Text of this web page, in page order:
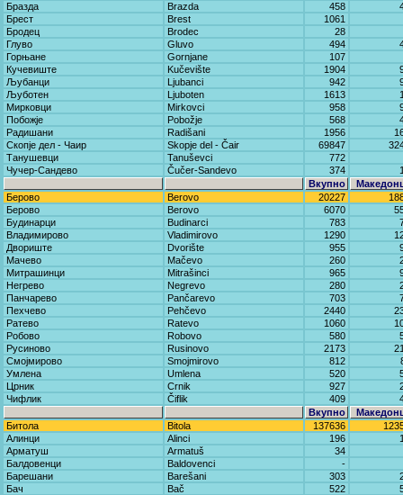
Бразда
Brazda 458
Брест
Brest
1061
Бродец
Brodec
28
Глуво
Gluvo 494
Горњане
Gornjane
107
Кучевиште
Kučevište 1904
Љубанци
Ljubanci 942
Љуботен
Ljuboten 1613
Мирковци
Mirkovci 958
Побожје
Pobožje 568
Радишани
Radišani 1956
Скопје дел - Чаир
Skopje del - Čair 69847
Танушевци
Tanuševci
772
Чучер-Сандево
Čučer-Sandevo 374
Вкупно
Берово
Berovo 20227
Берово
Berovo 6070
Будинарци
Budinarci 783
Владимирово
Vladimirovo 1290
Двориште
Dvorište 955
Мачево
Mačevo 260
Митрашинци
Mitrašinci 965
Негрево
Negrevo 280
Панчарево
Pančarevo 703
Пехчево
Pehčevo 2440
Ратево
Ratevo 1060
Робово
Robovo 580
Русиново
Rusinovo 2173
Смојмирово
Smojmirovo 812
Умлена
Umlena 520
Црник
Crnik 927
Чифлик
Čiflik 409
Вкупно
Битола
Bitola 137636
Алинци
Alinci 196
Арматуш
Armatuš
34
Балдовенци
Baldovenci
-
Барешани
Barešani 303
Бач
Bač 522